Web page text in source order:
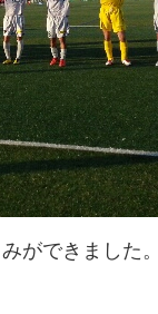
ができました。